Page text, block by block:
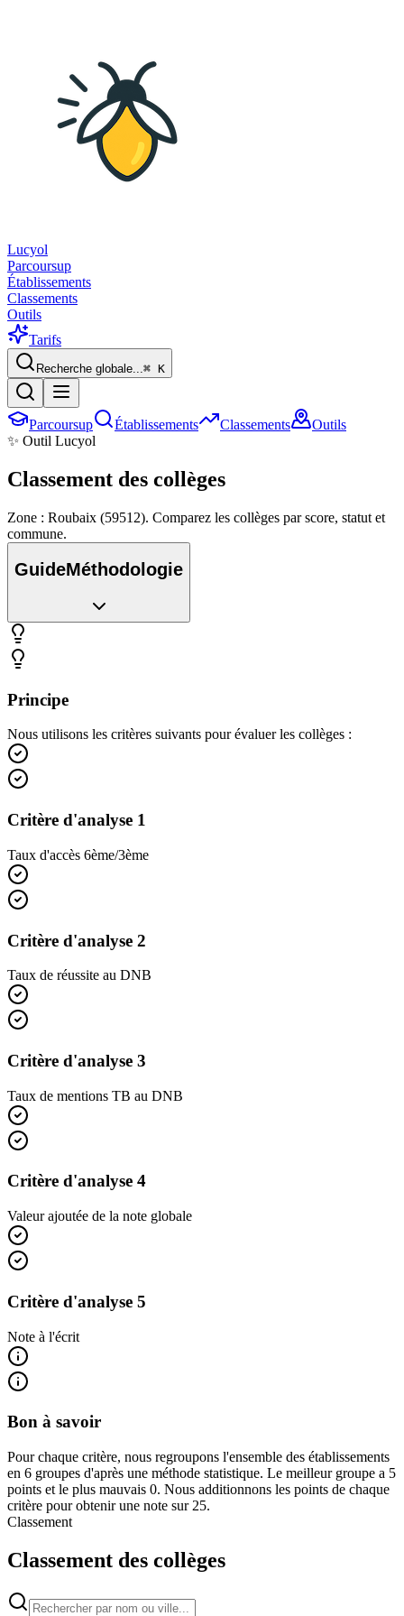
Lucyol
Parcoursup
Établissements
Classements
Outils
Tarifs
Recherche globale...⌘ K
Parcoursup Établissements Classements
Outils
✨ Outil Lucyol
Classement des collèges
Zone : Roubaix (59512). Comparez les collèges par score, statut et
commune.
GuideMéthodologie
Principe
Nous utilisons les critères suivants pour évaluer les collèges :
Critère d'analyse 1
Taux d'accès 6ème/3ème
Critère d'analyse 2
Taux de réussite au DNB
Critère d'analyse 3
Taux de mentions TB au DNB
Critère d'analyse 4
Valeur ajoutée de la note globale
Critère d'analyse 5
Note à l'écrit
Bon à savoir
Pour chaque critère, nous regroupons l'ensemble des établissements
en 6 groupes d'après une méthode statistique. Le meilleur groupe a 5
points et le plus mauvais 0. Nous additionnons les points de chaque
critère pour obtenir une note sur 25.
Classement
Classement des collèges